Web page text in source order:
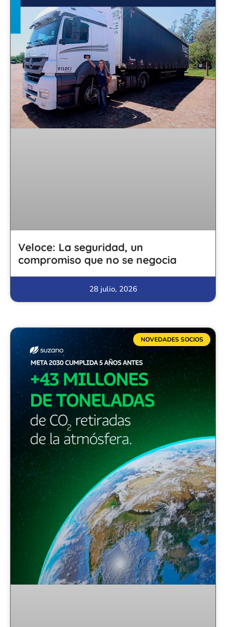
Veloce: La seguridad, un
compromiso que no se negocia
28 julio, 2026
NOVEDADES SOCIOS